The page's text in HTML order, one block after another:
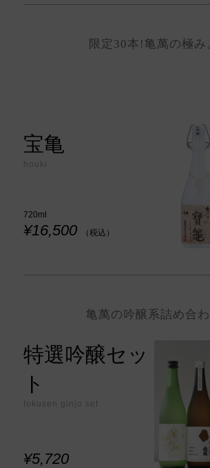
限定30本!亀萬の極み
宝亀
houki
720ml
¥16,500 （税込）
亀萬の吟醸系詰め合
特選吟醸セッ
ト
tokusen ginjo set
¥5,720